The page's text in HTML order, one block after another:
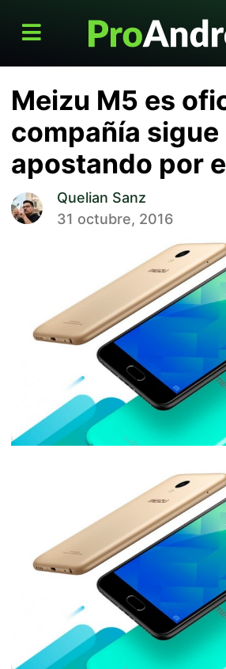
Meizu M5 es
compañía sigue
apostando por
Quelian Sanz
31 octubre, 2016